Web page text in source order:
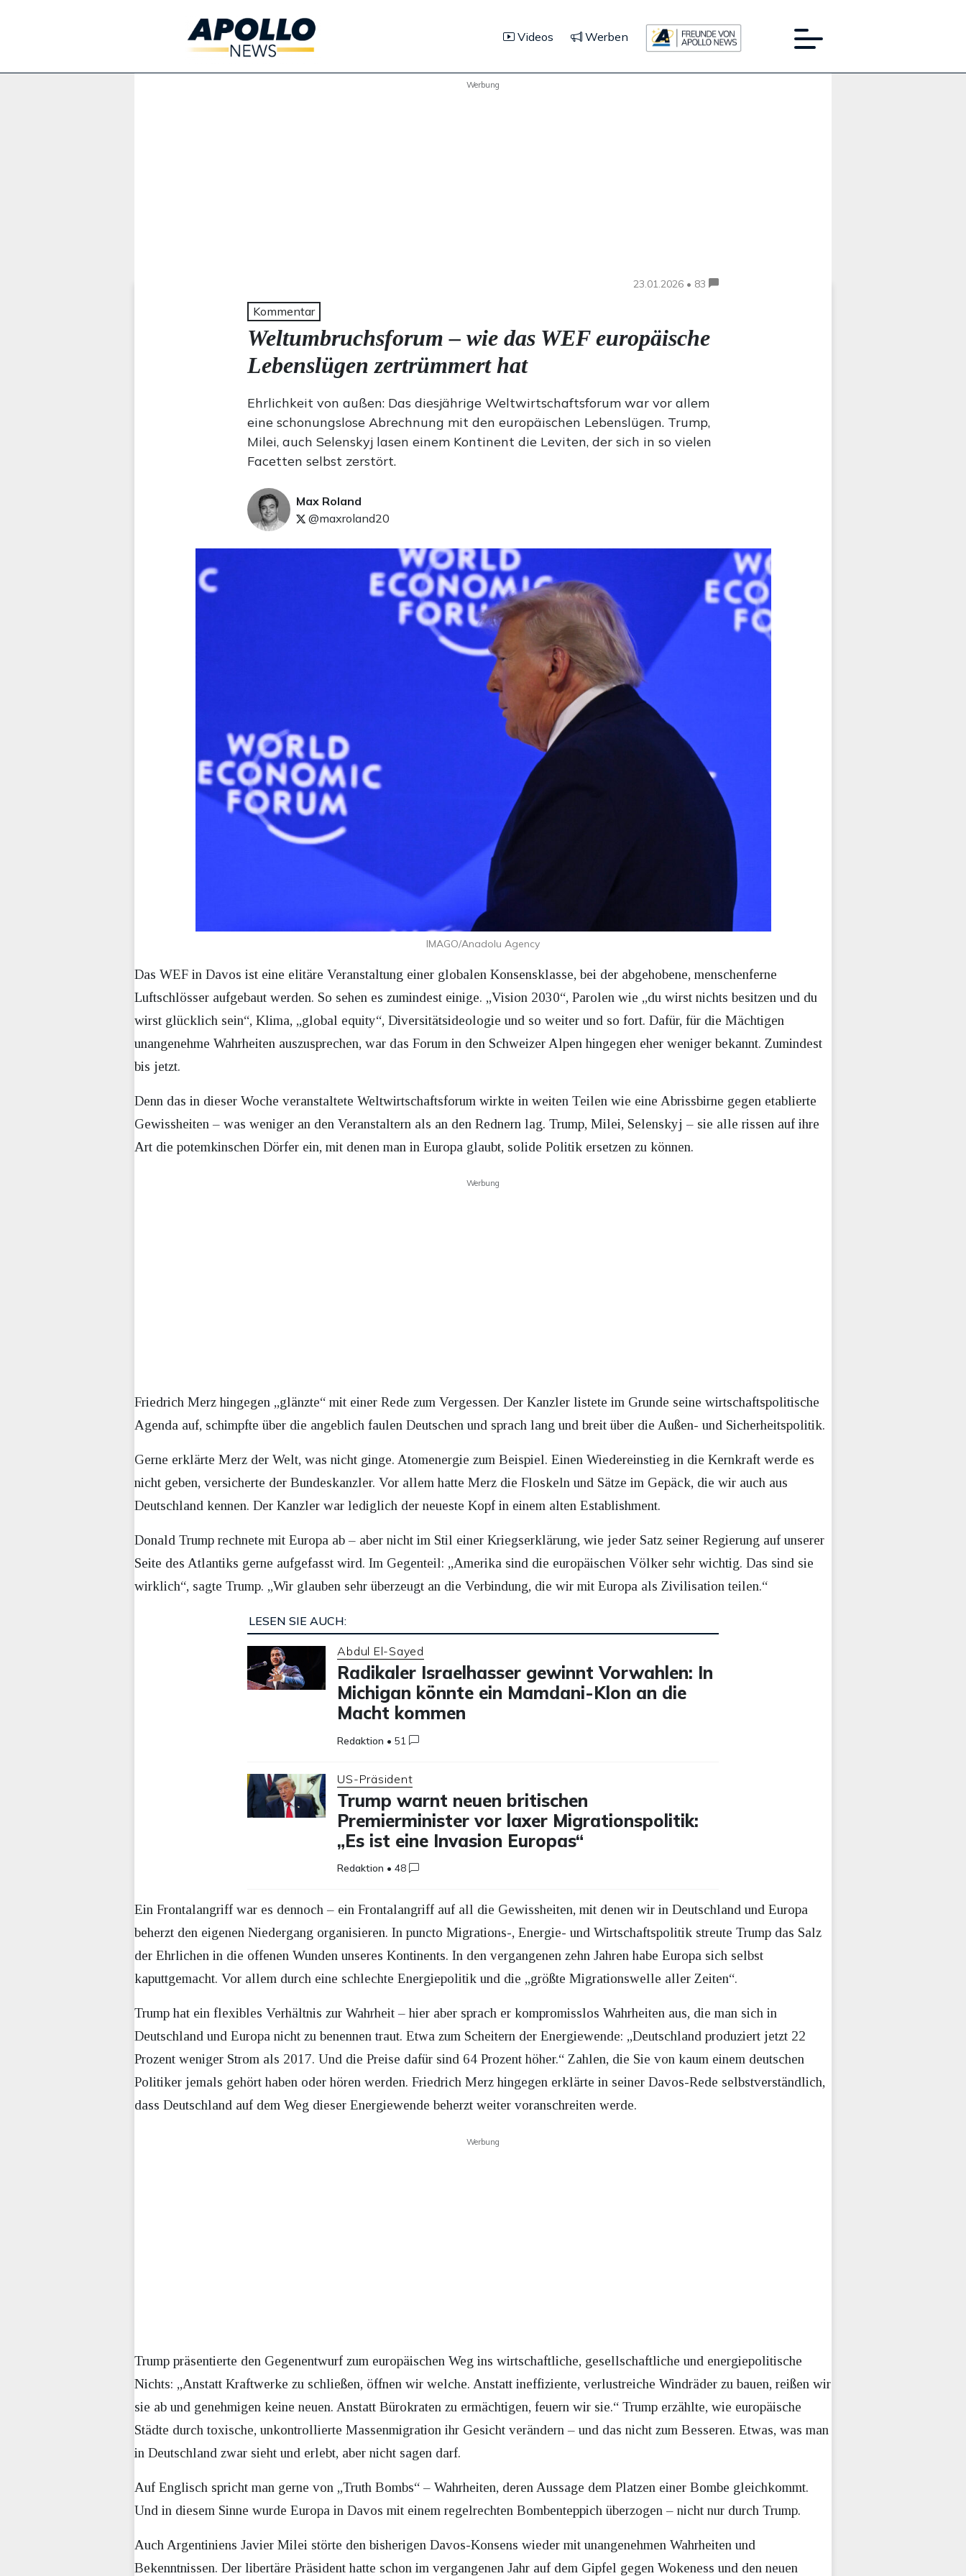
Videos Werben
Werbung
23.01.2026 • 83
Kommentar
Weltumbruchsforum – wie das WEF europäische
Lebenslügen zertrümmert hat
Ehrlichkeit von außen: Das diesjährige Weltwirtschaftsforum war vor allem
eine schonungslose Abrechnung mit den europäischen Lebenslügen. Trump,
Milei, auch Selenskyj lasen einem Kontinent die Leviten, der sich in so vielen
Facetten selbst zerstört.
Max Roland
@maxroland20
IMAGO/Anadolu Agency
Das WEF in Davos ist eine elitäre Veranstaltung einer globalen Konsensklasse, bei der abgehobene, menschenferne
Luftschlösser aufgebaut werden. So sehen es zumindest einige. „Vision 2030“, Parolen wie „du wirst nichts besitzen und du
wirst glücklich sein“, Klima, „global equity“, Diversitätsideologie und so weiter und so fort. Dafür, für die Mächtigen
unangenehme Wahrheiten auszusprechen, war das Forum in den Schweizer Alpen hingegen eher weniger bekannt. Zumindest
bis jetzt.
Denn das in dieser Woche veranstaltete Weltwirtschaftsforum wirkte in weiten Teilen wie eine Abrissbirne gegen etablierte
Gewissheiten – was weniger an den Veranstaltern als an den Rednern lag. Trump, Milei, Selenskyj – sie alle rissen auf ihre
Art die potemkinschen Dörfer ein, mit denen man in Europa glaubt, solide Politik ersetzen zu können.
Werbung
Friedrich Merz hingegen „glänzte“ mit einer Rede zum Vergessen. Der Kanzler listete im Grunde seine wirtschaftspolitische
Agenda auf, schimpfte über die angeblich faulen Deutschen und sprach lang und breit über die Außen- und Sicherheitspolitik.
Gerne erklärte Merz der Welt, was nicht ginge. Atomenergie zum Beispiel. Einen Wiedereinstieg in die Kernkraft werde es
nicht geben, versicherte der Bundeskanzler. Vor allem hatte Merz die Floskeln und Sätze im Gepäck, die wir auch aus
Deutschland kennen. Der Kanzler war lediglich der neueste Kopf in einem alten Establishment.
Donald Trump rechnete mit Europa ab – aber nicht im Stil einer Kriegserklärung, wie jeder Satz seiner Regierung auf unserer
Seite des Atlantiks gerne aufgefasst wird. Im Gegenteil: „Amerika sind die europäischen Völker sehr wichtig. Das sind sie
wirklich“, sagte Trump. „Wir glauben sehr überzeugt an die Verbindung, die wir mit Europa als Zivilisation teilen.“
LESEN SIE AUCH:
Abdul El-Sayed
Radikaler Israelhasser gewinnt Vorwahlen: In
Michigan könnte ein Mamdani-Klon an die
Macht kommen
Redaktion •51
US-Präsident
Trump warnt neuen britischen
Premierminister vor laxer Migrationspolitik:
„Es ist eine Invasion Europas“
Redaktion •48
Ein Frontalangriff war es dennoch – ein Frontalangriff auf all die Gewissheiten, mit denen wir in Deutschland und Europa
beherzt den eigenen Niedergang organisieren. In puncto Migrations-, Energie- und Wirtschaftspolitik streute Trump das Salz
der Ehrlichen in die offenen Wunden unseres Kontinents. In den vergangenen zehn Jahren habe Europa sich selbst
kaputtgemacht. Vor allem durch eine schlechte Energiepolitik und die „größte Migrationswelle aller Zeiten“.
Trump hat ein flexibles Verhältnis zur Wahrheit – hier aber sprach er kompromisslos Wahrheiten aus, die man sich in
Deutschland und Europa nicht zu benennen traut. Etwa zum Scheitern der Energiewende: „Deutschland produziert jetzt 22
Prozent weniger Strom als 2017. Und die Preise dafür sind 64 Prozent höher.“ Zahlen, die Sie von kaum einem deutschen
Politiker jemals gehört haben oder hören werden. Friedrich Merz hingegen erklärte in seiner Davos-Rede selbstverständlich,
dass Deutschland auf dem Weg dieser Energiewende beherzt weiter voranschreiten werde.
Werbung
Trump präsentierte den Gegenentwurf zum europäischen Weg ins wirtschaftliche, gesellschaftliche und energiepolitische
Nichts: „Anstatt Kraftwerke zu schließen, öffnen wir welche. Anstatt ineffiziente, verlustreiche Windräder zu bauen, reißen wir
sie ab und genehmigen keine neuen. Anstatt Bürokraten zu ermächtigen, feuern wir sie.“ Trump erzählte, wie europäische
Städte durch toxische, unkontrollierte Massenmigration ihr Gesicht verändern – und das nicht zum Besseren. Etwas, was man
in Deutschland zwar sieht und erlebt, aber nicht sagen darf.
Auf Englisch spricht man gerne von „Truth Bombs“ – Wahrheiten, deren Aussage dem Platzen einer Bombe gleichkommt.
Und in diesem Sinne wurde Europa in Davos mit einem regelrechten Bombenteppich überzogen – nicht nur durch Trump.
Auch Argentiniens Javier Milei störte den bisherigen Davos-Konsens wieder mit unangenehmen Wahrheiten und
Bekenntnissen. Der libertäre Präsident hatte schon im vergangenen Jahr auf dem Gipfel gegen Wokeness und den neuen